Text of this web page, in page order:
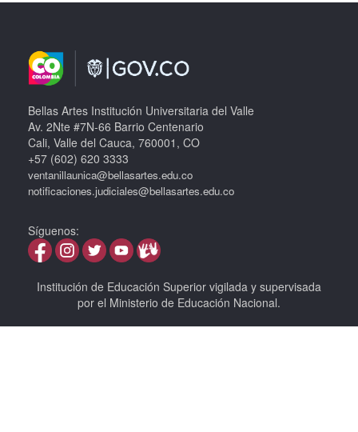
Bellas Artes Institución Universitaria del Valle
Av. 2Nte #7N-66 Barrio Centenario
Cali, Valle del Cauca, 760001, CO
+57 (602) 620 3333
ventanillaunica@bellasartes.edu.co
notificaciones.judiciales@bellasartes.edu.co
Síguenos:
Institución de Educación Superior vigilada y supervisada
por el Ministerio de Educación Nacional.